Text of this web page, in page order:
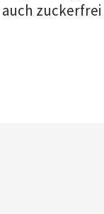
auch zuckerfrei